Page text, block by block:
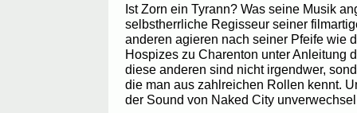
Ist Zorn ein Tyrann? Was seine Musik
selbstherrliche Regisseur seiner
anderen agieren nach seiner Pfeife wie
Hospizes zu Charenton unter Anleitung
diese anderen sind nicht irgendwer,
die man aus zahlreichen Rollen kennt.
der Sound von Naked City